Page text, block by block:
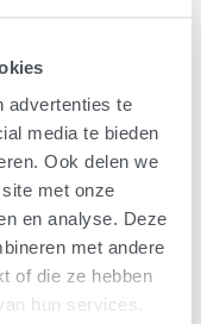
advertenties te
media te bieden
Ook delen we
met onze
en analyse. Deze
met andere
of die ze hebben
hun services.
helpen en
u uw naam,
vermeldt in
helpen).
naar de